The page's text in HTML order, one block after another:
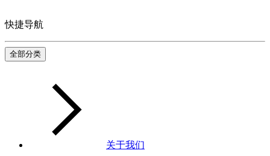
快捷导航
全部分类
关于我们